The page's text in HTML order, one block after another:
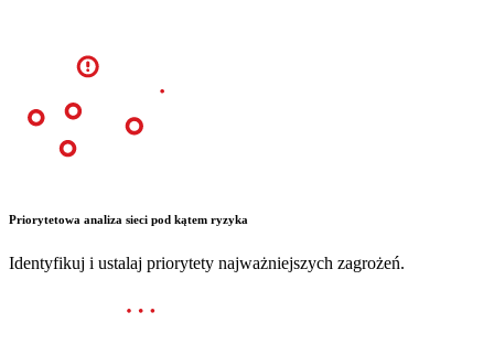
Priorytetowa analiza sieci pod kątem ryzyka
Identyfikuj i ustalaj priorytety najważniejszych zagrożeń.